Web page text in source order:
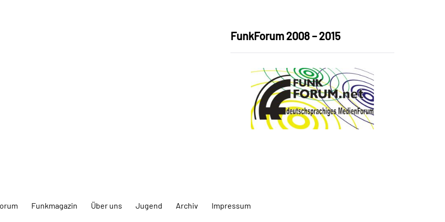
FunkForum 2008 – 2015
Funkmagazin Über uns Jugend Archiv Impressum